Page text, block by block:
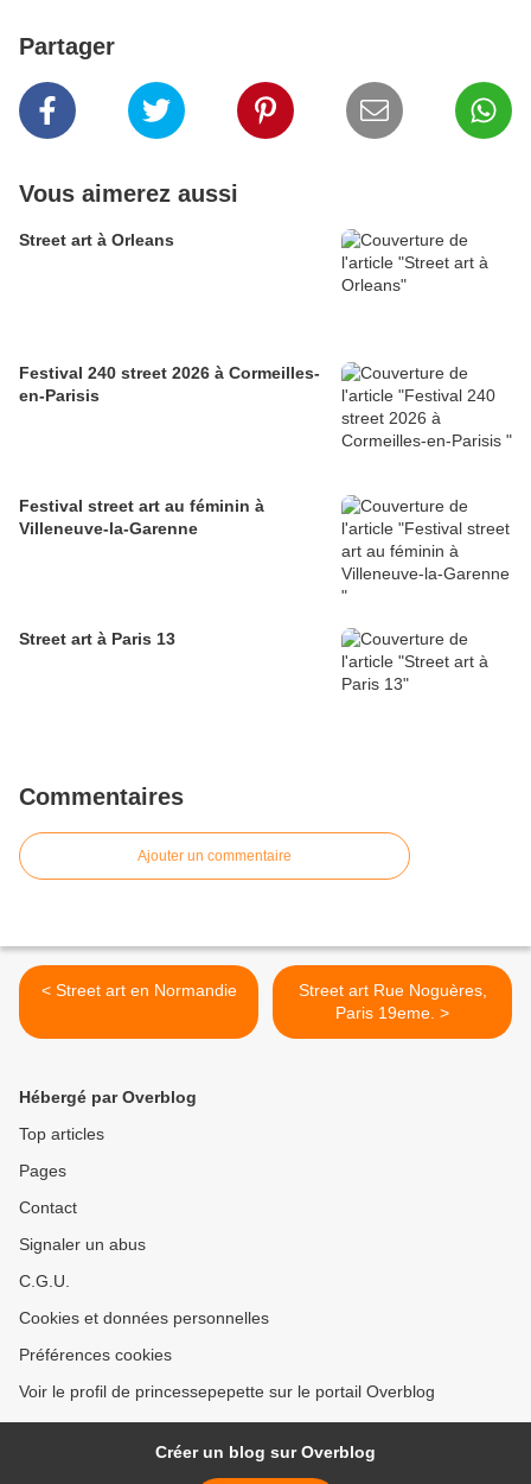
Partager
Vous aimerez aussi
Street art à Orleans
Festival 240 street 2026 à Cormeilles-
en-Parisis
Festival street art au féminin à
Villeneuve-la-Garenne
Street art à Paris 13
Commentaires
Ajouter un commentaire
< Street art en Normandie
Street art Rue Noguères,
Paris 19eme. >
Hébergé par Overblog
Top articles
Pages
Contact
Signaler un abus
C.G.U.
Cookies et données personnelles
Préférences cookies
Voir le profil de princessepepette sur le portail Overblog
Créer un blog sur Overblog